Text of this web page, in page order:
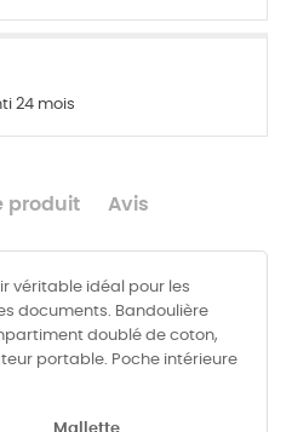
24 mois
produit Avis
véritable idéal pour les
documents. Bandoulière
doublé de coton,
portable. Poche intérieure